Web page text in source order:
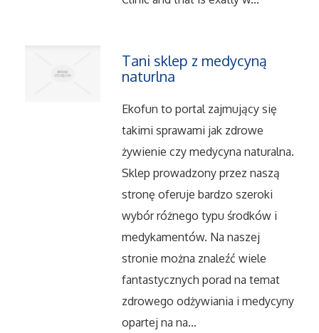
Kosmetyki
Salony Kosmetyczne
Sprzęt Medyczny
Oprogramowanie
Oprogramowanie
Strony Internetowe
Tani sklep z medycyną
naturlna
Ekofun to portal zajmujący się
takimi sprawami jak zdrowe
żywienie czy medycyna naturalna.
Sklep prowadzony przez naszą
stronę oferuje bardzo szeroki
wybór różnego typu środków i
medykamentów. Na naszej
stronie można znaleźć wiele
fantastycznych porad na temat
zdrowego odżywiania i medycyny
opartej na na...